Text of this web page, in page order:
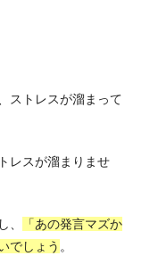
ストレスが溜まって
レスが溜まりませ
、
「あの発言マズか
でしょう 。